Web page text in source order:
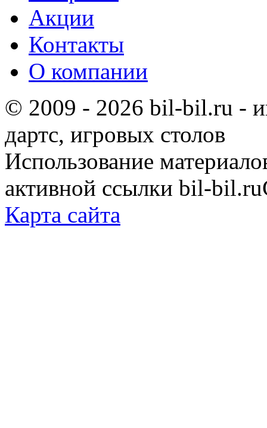
Акции
Контакты
О компании
© 2009 - 2026 bil-bil.ru -
дартс, игровых столов
Использование
активной ссылки bil-bil.ru
Карта сайта